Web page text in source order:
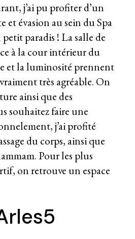
j’ai pu profiter d’un
et évasion au sein du Spa
paradis ! La salle de
à la cour intérieur du
et la luminosité prennent
très agréable. On
ainsi que des
souhaitez faire une
j’ai profité
du corps, ainsi que
Pour les plus
on retrouve un espace